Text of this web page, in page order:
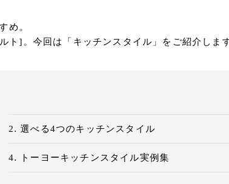
め。
ト]。今回は「キッチンスタイル」をご紹介しま
選べる4つのキッチンスタイル
トーヨーキッチンスタイル実例集